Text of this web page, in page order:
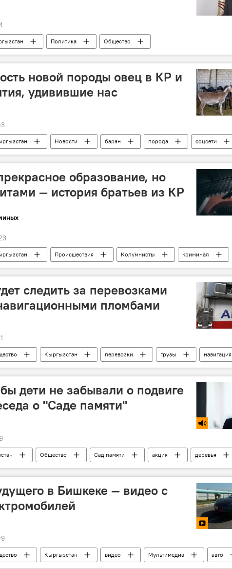
Политика
Общество
в Кыргызстане
МЧС ГКНБ Акылбек Мазарипов
новой породы овец в КР и
удивившие нас
Новости баран порода
соцсети
реакция
Ого! Все события, которые удивили кыргызстанцев
образование, но
— история братьев из КР
Происшествия Колумнисты
криминал
милиция расследование
следить за перевозками
пломбами
Кыргызстан перевозки грузы
навигация
дети не забывали о подвиге
о "Саде памяти"
Общество Сад памяти акция
деревья
подвиг Бишкек
в Бишкеке — видео с
Кыргызстан видео Мультимедиа
авто